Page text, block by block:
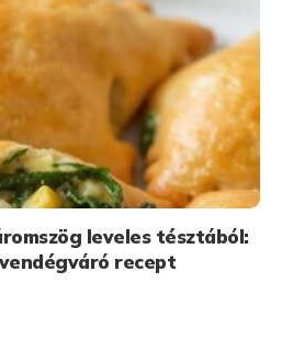
leveles tésztából:
recept